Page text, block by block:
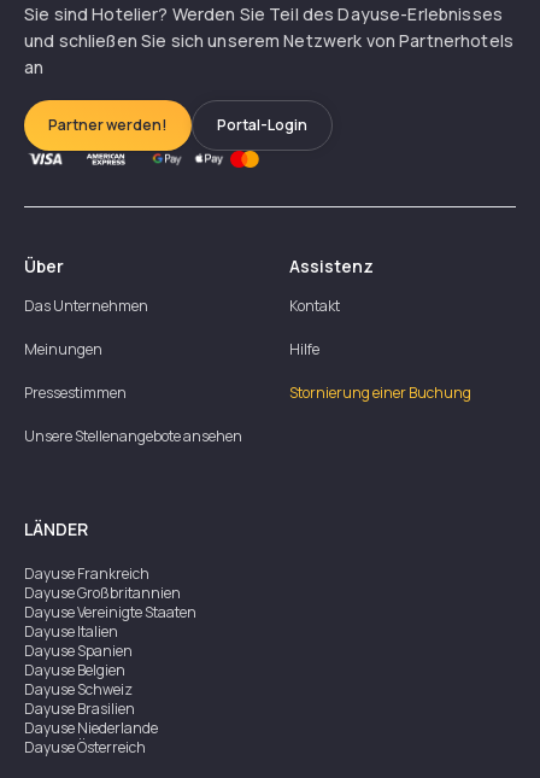
Sie sind Hotelier? Werden Sie Teil des Dayuse-Erlebnisses
und schließen Sie sich unserem Netzwerk von Partnerhotels
an
Partner werden! Portal-Login
Über
Das Unternehmen
Meinungen
Pressestimmen
Unsere Stellenangebote ansehen
Assistenz
Kontakt
Hilfe
Stornierung einer Buchung
LÄNDER
DayuseFrankreich
DayuseGroßbritannien
DayuseVereinigte Staaten
DayuseItalien
DayuseSpanien
DayuseBelgien
DayuseSchweiz
DayuseBrasilien
DayuseNiederlande
DayuseÖsterreich